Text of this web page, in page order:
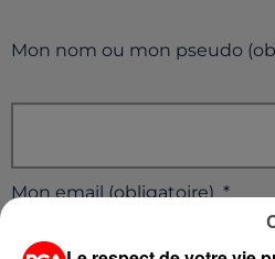
Mon nom ou mon pseudo
Mon email (obligatoire)*